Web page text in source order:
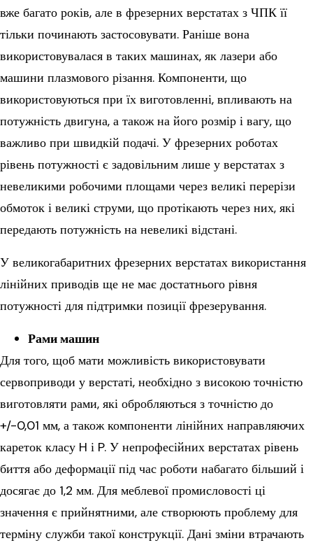
вже багато років, але в фрезерних верстатах з ЧПК її
тільки починають застосовувати. Раніше вона
використовувалася в таких машинах, як лазери або
машини плазмового різання. Компоненти, що
використовуються при їх виготовленні, впливають на
потужність двигуна, а також на його розмір і вагу, що
важливо при швидкій подачі. У фрезерних роботах
рівень потужності є задовільним лише у верстатах з
невеликими робочими площами через великі перерізи
обмоток і великі струми, що протікають через них, які
передають потужність на невеликі відстані.
У великогабаритних фрезерних верстатах використання
лінійних приводів ще не має достатнього рівня
потужності для підтримки позиції фрезерування.
Рами машин
Для того, щоб мати можливість використовувати
сервоприводи у верстаті, необхідно з високою точністю
виготовляти рами, які обробляються з точністю до
+/-0,01 мм, а також компоненти лінійних направляючих
кареток класу H і P. У непрофесійних верстатах рівень
биття або деформації під час роботи набагато більший і
досягає до 1,2 мм. Для меблевої промисловості ці
значення є прийнятними, але створюють проблему для
терміну служби такої конструкції. Дані зміни втрачають